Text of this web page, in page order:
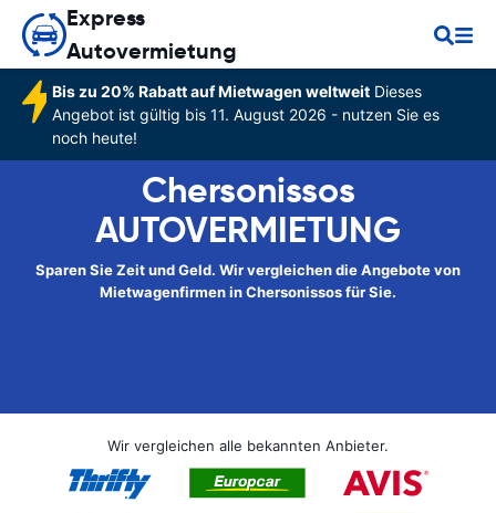
Express
Autovermietung
Bis zu 20% Rabatt auf Mietwagen weltweitDieses
Angebot ist gültig bis 11. August 2026 - nutzen Sie es
noch heute!
Chersonissos
AUTOVERMIETUNG
Sparen Sie Zeit und Geld. Wir vergleichen die Angebote von
Mietwagenfirmen in Chersonissos für Sie.
Wir vergleichen alle bekannten Anbieter.